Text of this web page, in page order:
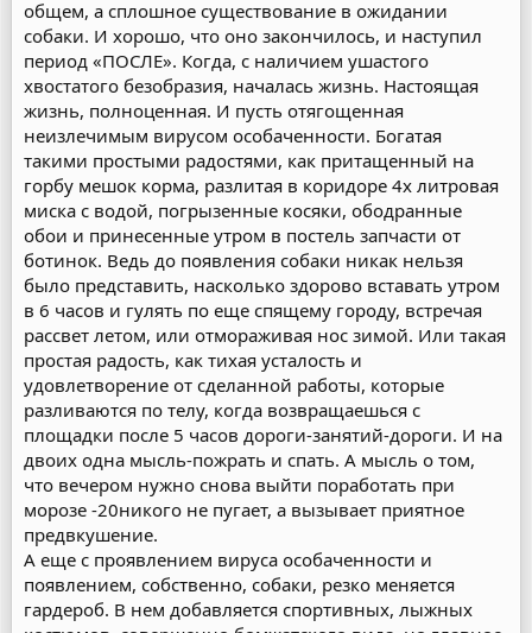
общем, а сплошное существование в ожидании
собаки. И хорошо, что оно закончилось, и наступил
период «ПОСЛЕ». Когда, с наличием ушастого
хвостатого безобразия, началась жизнь. Настоящая
жизнь, полноценная. И пусть отягощенная
неизлечимым вирусом особаченности. Богатая
такими простыми радостями, как притащенный на
горбу мешок корма, разлитая в коридоре 4х литровая
миска с водой, погрызенные косяки, ободранные
обои и принесенные утром в постель запчасти от
ботинок. Ведь до появления собаки никак нельзя
было представить, насколько здорово вставать утром
в 6 часов и гулять по еще спящему городу, встречая
рассвет летом, или отмораживая нос зимой. Или такая
простая радость, как тихая усталость и
удовлетворение от сделанной работы, которые
разливаются по телу, когда возвращаешься с
площадки после 5 часов дороги-занятий-дороги. И на
двоих одна мысль-пожрать и спать. А мысль о том,
что вечером нужно снова выйти поработать при
морозе -20никого не пугает, а вызывает приятное
предвкушение.
А еще с проявлением вируса особаченности и
появлением, собственно, собаки, резко меняется
гардероб. В нем добавляется спортивных, лыжных